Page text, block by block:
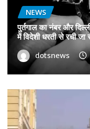
NEWS
पुर्तगाल का नंबर और
में विदेशी धरती से रची जा
dotsnews